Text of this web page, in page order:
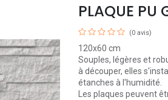
PLAQUE
(0 avis)
120x60 cm
Souples, légères et
à découper, elles
étanches à l'humidité.
Les plaques peuvent